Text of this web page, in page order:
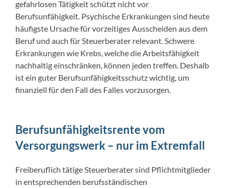
gefahrlosen Tätigkeit schützt nicht vor
Berufsunfähigkeit. Psychische Erkrankungen sind heute
häufigste Ursache für vorzeitiges Ausscheiden aus dem
Beruf und auch für Steuerberater relevant. Schwere
Erkrankungen wie Krebs, welche die Arbeitsfähigkeit
nachhaltig einschränken, können jeden treffen. Deshalb
ist ein guter Berufsunfähigkeitsschutz wichtig, um
finanziell für den Fall des Falles vorzusorgen.
Berufsunfähigkeitsrente vom
Versorgungswerk – nur im Extremfall
Freiberuflich tätige Steuerberater sind Pflichtmitglieder
in entsprechenden berufsständischen